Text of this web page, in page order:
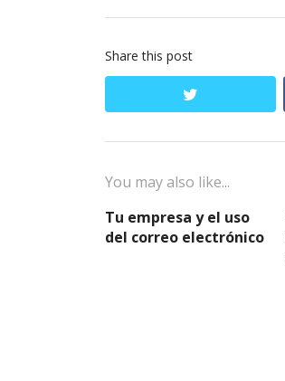
Share this post
twitter
You may also like...
Tu empresa y el uso
del correo electrónico